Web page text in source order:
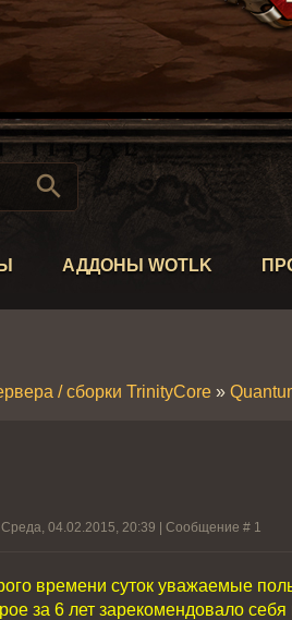

АДДОНЫ WOTLK
/ сборки TrinityCore »
04.02.2015, 20:39 | Сообщение # 1
времени суток уважаемые
за 6 лет зарекомендовало